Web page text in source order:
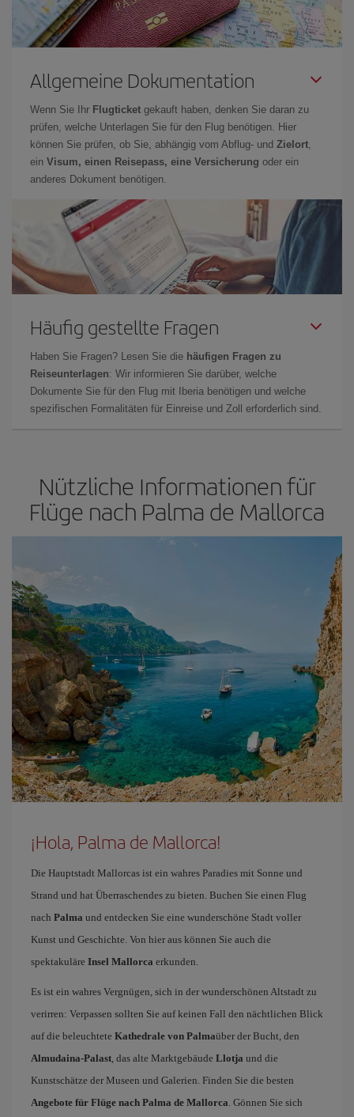
Allgemeine Dokumentation
Wenn Sie Ihr Flugticket gekauft haben, denken Sie daran zu
prüfen, welche Unterlagen Sie für den Flug benötigen. Hier
können Sie prüfen, ob Sie, abhängig vom Abflug- und Zielort,
ein Visum, einen Reisepass, eine Versicherung oder ein
anderes Dokument benötigen.
Häufig gestellte Fragen
Haben Sie Fragen? Lesen Sie die häufigen Fragen zu
Reiseunterlagen: Wir informieren Sie darüber, welche
Dokumente Sie für den Flug mit Iberia benötigen und welche
spezifischen Formalitäten für Einreise und Zoll erforderlich sind.
Nützliche Informationen für
Flüge nach Palma de Mallorca
¡Hola, Palma de Mallorca!
Die Hauptstadt Mallorcas ist ein wahres Paradies mit Sonne und
Strand und hat Überraschendes zu bieten. Buchen Sie einen Flug
nach Palma und entdecken Sie eine wunderschöne Stadt voller
Kunst und Geschichte. Von hier aus können Sie auch die
spektakuläre Insel Mallorca erkunden.
Es ist ein wahres Vergnügen, sich in der wunderschönen Altstadt zu
verirren: Verpassen sollten Sie auf keinen Fall den nächtlichen Blick
auf die beleuchtete Kathedrale von Palmaüber der Bucht, den
Almudaina-Palast, das alte Marktgebäude Llotja und die
Kunstschätze der Museen und Galerien. Finden Sie die besten
Angebote für Flüge nach Palma de Mallorca. Gönnen Sie sich